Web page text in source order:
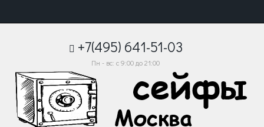
+7(495) 641-51-03
Пн - вс: с 9:00 до 21:00